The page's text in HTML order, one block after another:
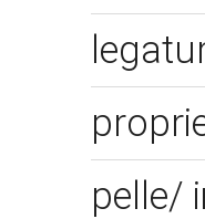
pelle/